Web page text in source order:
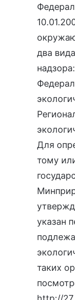
два
надзора:
Для
тому
указан
таких